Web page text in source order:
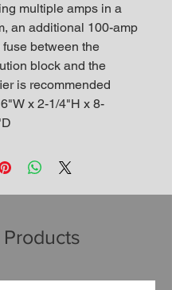
multiple amps in a
an additional 100-amp
between the
block and the
is recommended
x 2-1/4"H x 8-